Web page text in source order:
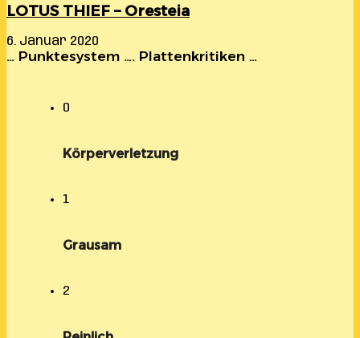
LOTUS THIEF – Oresteia
6. Januar 2020
… Punktesystem …. Plattenkritiken …
0
Körperverletzung
1
Grausam
2